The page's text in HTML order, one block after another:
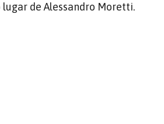
de Alessandro Moretti.